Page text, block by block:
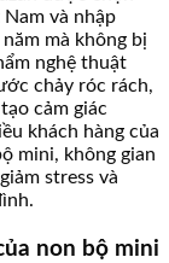
và nhập
mà không bị
nghệ thuật
chảy róc rách,
cảm giác
khách hàng của
mini, không gian
stress và
non bộ mini